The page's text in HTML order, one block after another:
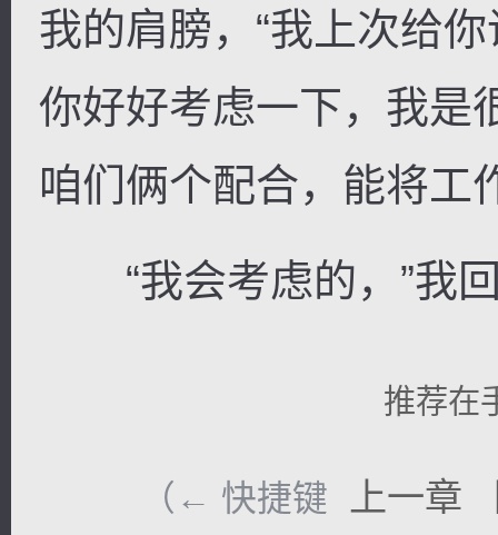
我的肩膀，“我上次给
你好好考虑一下，我是
咱们俩个配合，能将工
“我会考虑的，”我回
推荐在
（← 快捷键 上一章